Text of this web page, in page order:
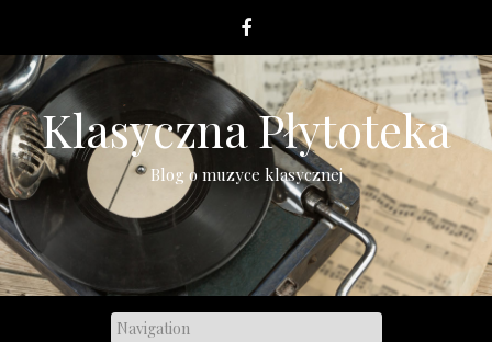
content
Klasyczna Płytoteka
Blog o muzyce klasycznej